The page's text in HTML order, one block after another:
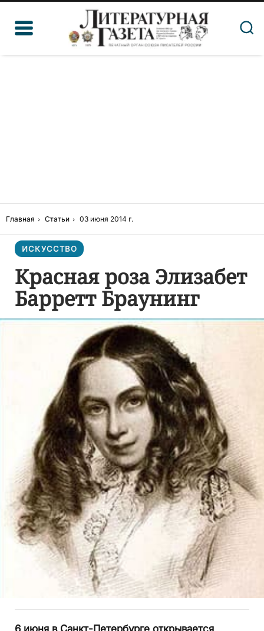
Главная Статьи 03 июня 2014 г.
ИСКУССТВО
Красная роза Элизабет
Барретт Браунинг
6 июня в Санкт-Петербурге открывается